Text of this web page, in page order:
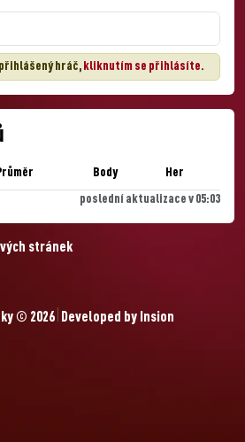
hráč, kliknutím se přihlásíte.
Body Her
poslední aktualizace v 05:03
stránek
© 2026 Developed by Insion